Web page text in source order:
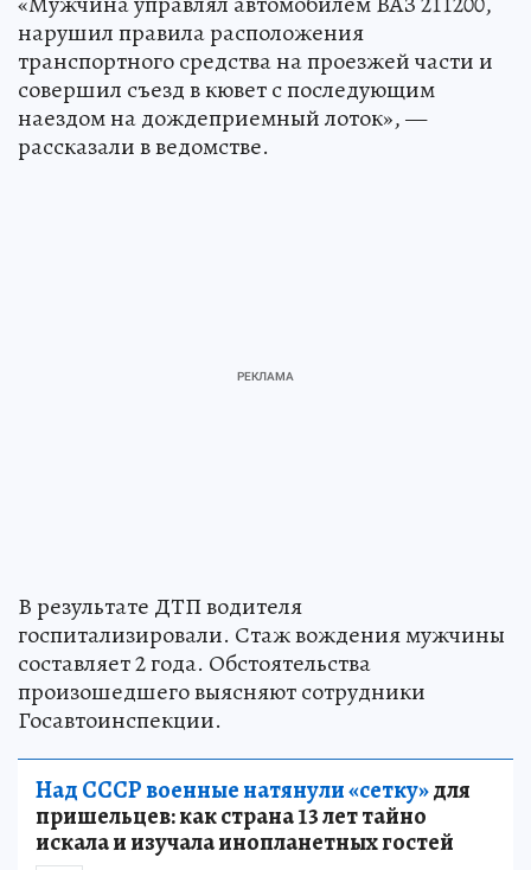
нарушил правила расположения
транспортного средства на проезжей части и
совершил съезд в кювет с последующим
наездом на дождеприемный лоток», —
рассказали в ведомстве.
В результате ДТП водителя
госпитализировали. Стаж вождения мужчины
составляет 2 года. Обстоятельства
произошедшего выясняют сотрудники
Госавтоинспекции.
Над СССР военные натянули «сетку»для
пришельцев: как страна 13 лет тайно
искала и изучала инопланетных гостей